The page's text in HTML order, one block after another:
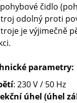
pohybové čidlo
odolný proti
je výjimečně
parametry:
: 230 V / 50 Hz
úhel (úhel